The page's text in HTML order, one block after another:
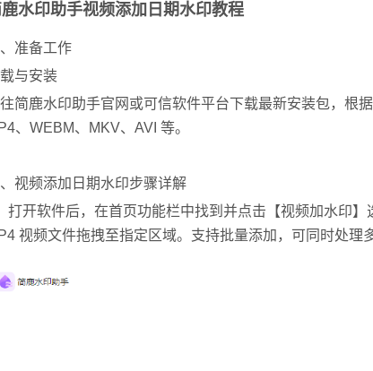
水印助手视频添加日期水印教程
准备工作
与安装
简鹿水印助手官网或可信软件平台下载最新安装包，根
、WEBM、MKV、AVI 等。
视频添加日期水印步骤详解
打开软件后，在首页功能栏中找到并点击【视频加水印】
视频文件拖拽至指定区域。 支持批量添加，可同时处理